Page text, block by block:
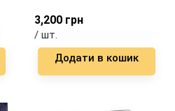
3,200 грн
/ шт.
Додати в кошик